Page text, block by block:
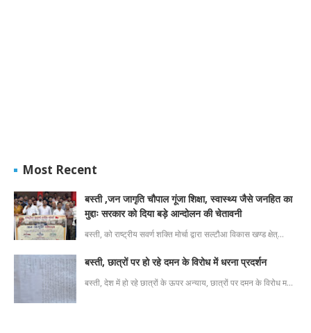
Most Recent
बस्ती ,जन जागृति चौपाल गूंजा शिक्षा, स्वास्थ्य जैसे जनहित का
मुद्दाः सरकार को दिया बड़े आन्दोलन की चेतावनी
बस्ती, को राष्ट्रीय सवर्ण शक्ति मोर्चा द्वारा सल्टौआ विकास खण्ड क्षेत्…
बस्ती, छात्रों पर हो रहे दमन के विरोध में धरना प्रदर्शन
बस्ती, देश में हो रहे छात्रों के ऊपर अन्याय, छात्रों पर दमन के विरोध म…